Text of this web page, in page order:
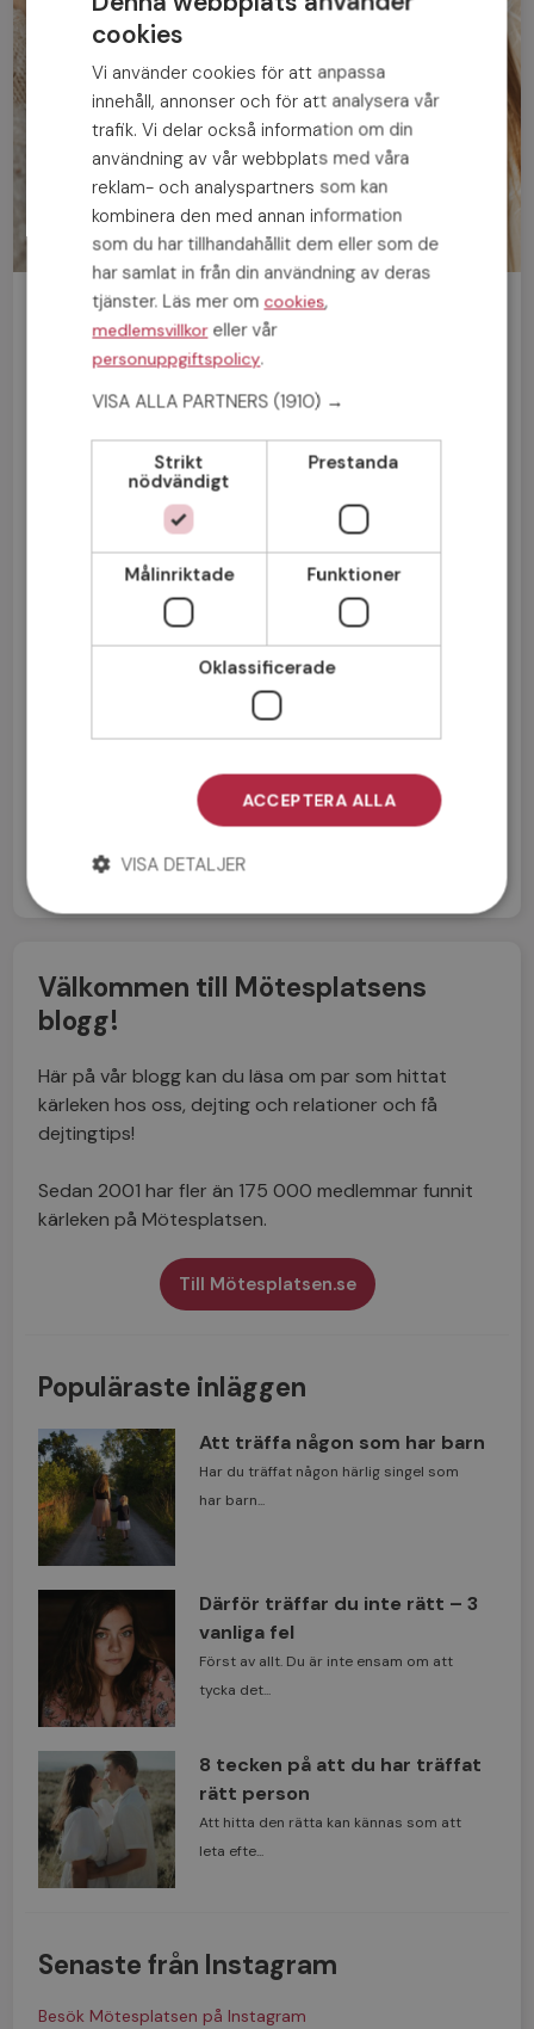
Bli medlem gratis!
Personuppgiftspolicyn
Välkommen till Mötesplatsens
blogg!
Här på vår blogg kan du läsa om par som hittat
kärleken hos oss, dejting och relationer och få
dejtingtips!
Sedan 2001 har fler än 175 000 medlemmar funnit
kärleken på Mötesplatsen.
Till Mötesplatsen.se
Populäraste inläggen
Att träffa någon som har barn
Har du träffat någon härlig singel som
har barn...
Därför träffar du inte rätt – 3
vanliga fel
Först av allt. Du är inte ensam om att
tycka det...
8 tecken på att du har träffat
rätt person
Att hitta den rätta kan kännas som att
leta efte...
Senaste från Instagram
Besök Mötesplatsen på Instagram
cookies
Vi använder cookies för att anpassa
innehåll, annonser och för att analysera vår
trafik. Vi delar också information om din
användning av vår webbplats med våra
reklam- och analyspartners som kan
kombinera den med annan information
som du har tillhandahållit dem eller som de
har samlat in från din användning av deras
tjänster. Läs mer om cookies,
medlemsvillkoreller vår
personuppgiftspolicy.
VISA ALLA PARTNERS (1910) →
Strikt
nödvändigt
Prestanda
Målinriktade Funktioner
Oklassificerade
ACCEPTERA ALLA
VISA DETALJER